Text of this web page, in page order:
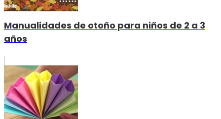
Manualidades de otoño para niños de 2 a 3
años